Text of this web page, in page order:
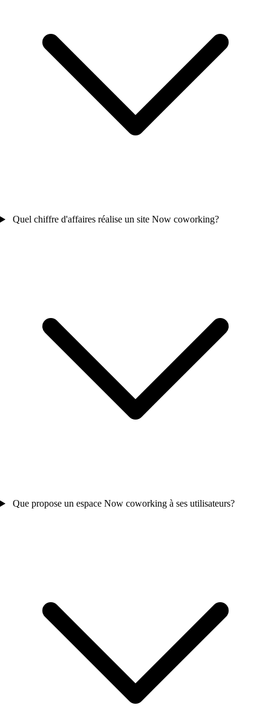
Quel chiffre d'affaires réalise un site Now coworking?
Que propose un espace Now coworking à ses utilisateurs?